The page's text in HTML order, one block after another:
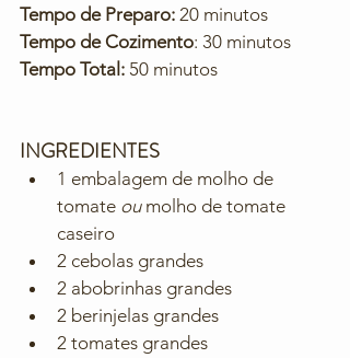
Tempo de Preparo: 20 minutos
Tempo de Cozimento: 30 minutos
Tempo Total: 50 minutos
INGREDIENTES
1 embalagem de molho de
tomate ou molho de tomate
caseiro
2 cebolas grandes
2 abobrinhas grandes
2 berinjelas grandes
2 tomates grandes